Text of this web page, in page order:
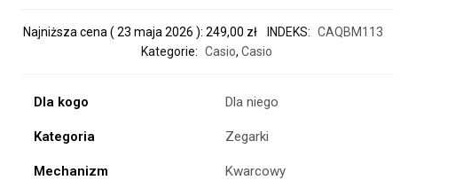
Najniższa cena ( 23 maja 2026 ):249,00 zł INDEKS: CAQBM113
Kategorie: Casio,Casio
Dla kogo Dla niego
Kategoria Zegarki
Mechanizm Kwarcowy